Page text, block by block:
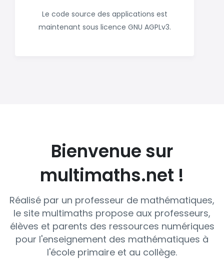
Le code source des applications est
maintenant sous licence GNU AGPLv3.
Bienvenue sur
multimaths.net !
Réalisé par un professeur de mathématiques,
le site multimaths propose aux professeurs,
élèves et parents des ressources numériques
pour l'enseignement des mathématiques à
l'école primaire et au collège.